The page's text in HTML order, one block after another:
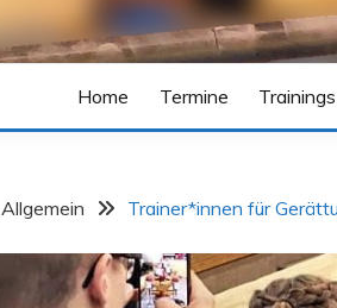
Home Termine
Allgemein Trainer*innen für